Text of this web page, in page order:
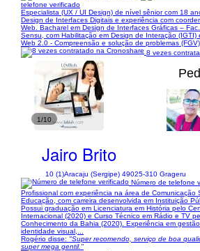
telefone verificado
Especialista (UX / UI Design) de nível sênior com 18
Design de Interfaces Digitais e experiência com
Web. Bacharel em Design de Interfaces Gráficas –
Sensu, com Habilitação em Design de Interação (IGTI)
Web 2.0 - Compreensão e solução de problemas
8 vezes
1/10
Jairo Brito
10 (1)Aracaju (Sergipe) 49025-310 Grageru
Número de telefone
Profissional com experiência na área de Comunicação
Educação, com carreira desenvolvida em Instituição
Possui graduação em Licenciatura em História pelo
Internacional (2020) e Curso Técnico em Rádio e TV
Conhecimento da Bahia (2020). Experiência em
identidade visual,...
Rogério disse: "Super recomendo, serviço de boa
super mega gentil."